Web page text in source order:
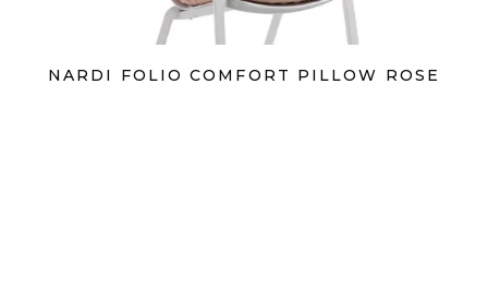
NARDI FOLIO COMFORT PILLOW ROSE